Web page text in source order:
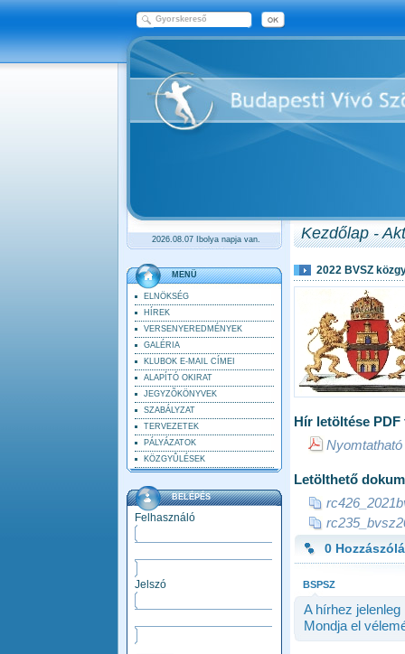
2026.08.07 Ibolya napja van.
MENÜ
ELNÖKSÉG
HÍREK
VERSENYEREDMÉNYEK
GALÉRIA
KLUBOK E-MAIL CÍMEI
ALAPÍTÓ OKIRAT
JEGYZÕKÖNYVEK
SZABÁLYZAT
TERVEZETEK
PÁLYÁZATOK
KÖZGYÛLÉSEK
BELÉPÉS
Felhasználó
Jelszó
Kezdőlap -
2022 BVSZ
Hír letöltése
Letölthető
0
BSPSZ
A hírhez
Mondja el